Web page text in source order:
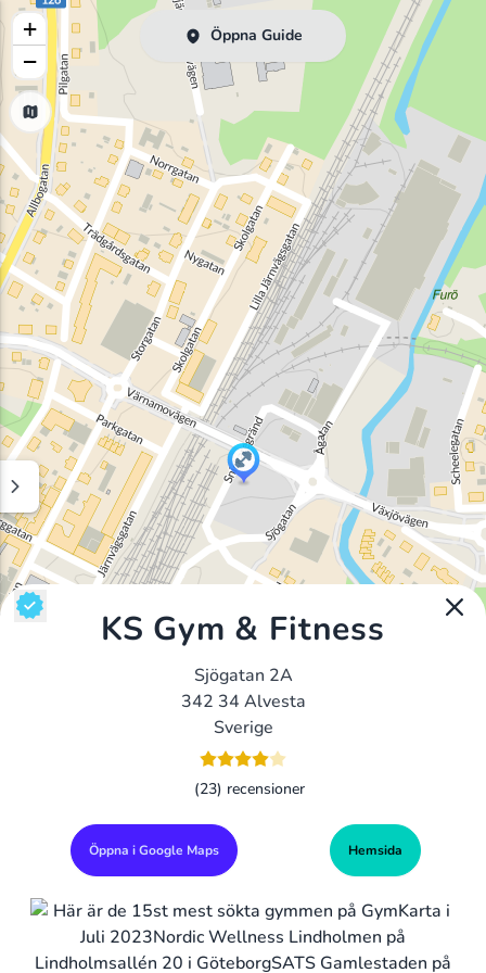
Öppna Guide
+
−
KS Gym & Fitness
Sjögatan 2A
342 34 Alvesta
Sverige
(23) recensioner
Öppna i Google Maps Hemsida
Alla Gym I Sverige Sveriges Ledande Gymkedjor